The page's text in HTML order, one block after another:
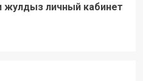
жулдыз личный кабинет